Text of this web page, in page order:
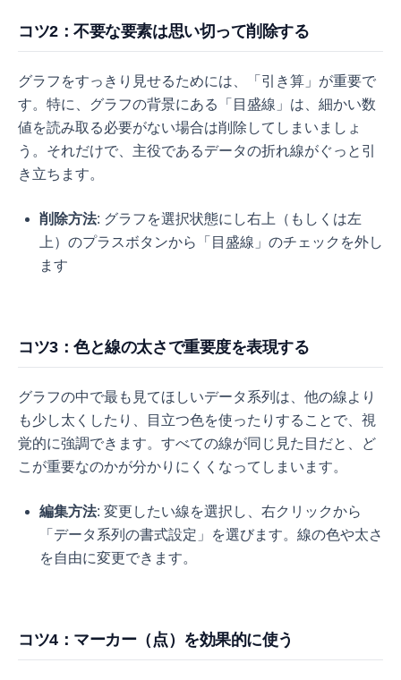
コツ2：不要な要素は思い切って削除する
グラフをすっきり見せるためには、「引き算」が重要で
す。特に、グラフの背景にある「目盛線」は、細かい数
値を読み取る必要がない場合は削除してしまいましょ
う。それだけで、主役であるデータの折れ線がぐっと引
き立ちます。
削除方法: グラフを選択状態にし右上（もしくは左
上）のプラスボタンから「目盛線」のチェックを外し
ます
コツ3：色と線の太さで重要度を表現する
グラフの中で最も見てほしいデータ系列は、他の線より
も少し太くしたり、目立つ色を使ったりすることで、視
覚的に強調できます。すべての線が同じ見た目だと、ど
こが重要なのかが分かりにくくなってしまいます。
編集方法: 変更したい線を選択し、右クリックから
「データ系列の書式設定」を選びます。線の色や太さ
を自由に変更できます。
コツ4：マーカー（点）を効果的に使う